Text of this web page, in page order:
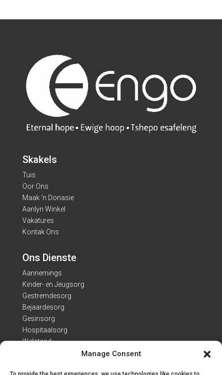
Manage Consent
Skakels
Tuis
Oor Ons
Maak ‘n Donasie
Aanlyn Winkel
Vakatures
Kontak Ons
Ons Dienste
Aannemings
Kinder- en Jeugsorg
Gestremdesorg
Bejaardesorg
Gesinsorg
Hospitaalsorg
Welstand